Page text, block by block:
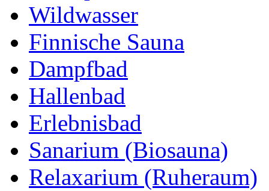
Wildwasser
Finnische Sauna
Dampfbad
Hallenbad
Erlebnisbad
Sanarium (Biosauna)
Relaxarium (Ruheraum)